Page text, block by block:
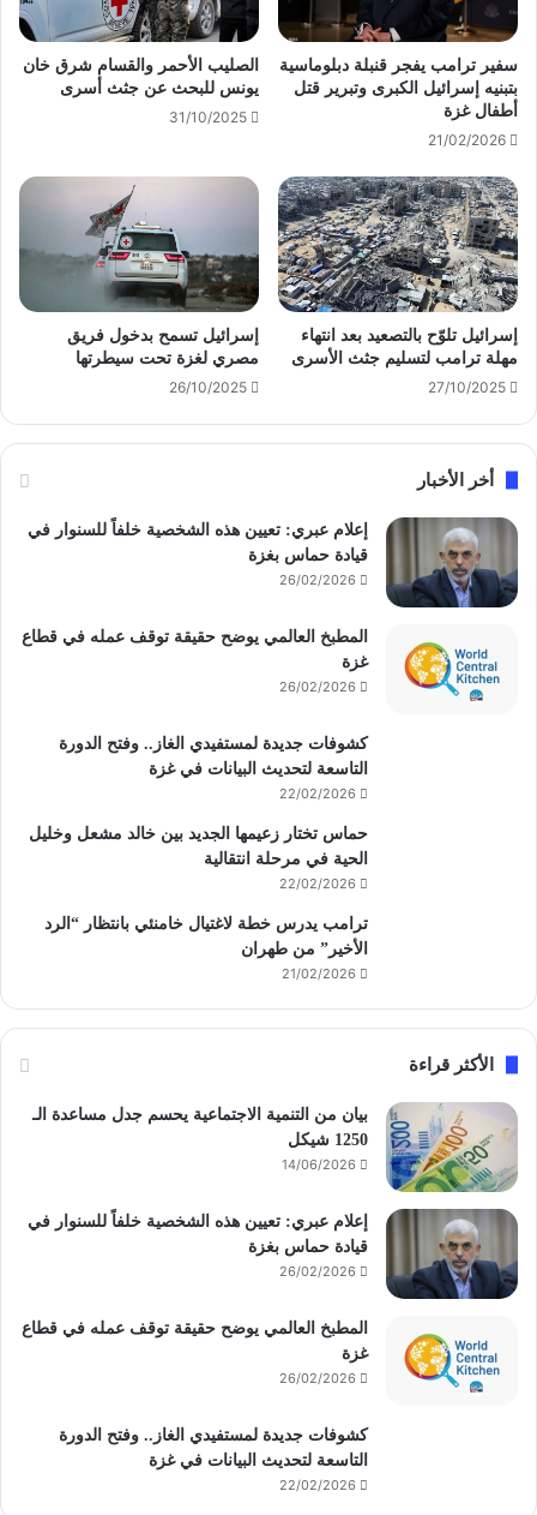
سفير ترامب يفجر قنبلة دبلوماسية
بتبنيه إسرائيل الكبرى وتبرير قتل
أطفال غزة
21/02/2026
الصليب الأحمر والقسام شرق خان
يونس للبحث عن جثث أسرى
31/10/2025
إسرائيل تلوّح بالتصعيد بعد انتهاء
مهلة ترامب لتسليم جثث الأسرى
27/10/2025
إسرائيل تسمح بدخول فريق
مصري لغزة تحت سيطرتها
26/10/2025
أخر الأخبار
إعلام عبري: تعيين هذه الشخصية خلفاً للسنوار في
قيادة حماس بغزة
26/02/2026
المطبخ العالمي يوضح حقيقة توقف عمله في قطاع
غزة
26/02/2026
كشوفات جديدة لمستفيدي الغاز.. وفتح الدورة
التاسعة لتحديث البيانات في غزة
22/02/2026
حماس تختار زعيمها الجديد بين خالد مشعل وخليل
الحية في مرحلة انتقالية
22/02/2026
ترامب يدرس خطة لاغتيال خامنئي بانتظار “الرد
الأخير” من طهران
21/02/2026
الأكثر قراءة
بيان من التنمية الاجتماعية يحسم جدل مساعدة الـ
1250 شيكل
14/06/2026
إعلام عبري: تعيين هذه الشخصية خلفاً للسنوار في
قيادة حماس بغزة
26/02/2026
المطبخ العالمي يوضح حقيقة توقف عمله في قطاع
غزة
26/02/2026
كشوفات جديدة لمستفيدي الغاز.. وفتح الدورة
التاسعة لتحديث البيانات في غزة
22/02/2026